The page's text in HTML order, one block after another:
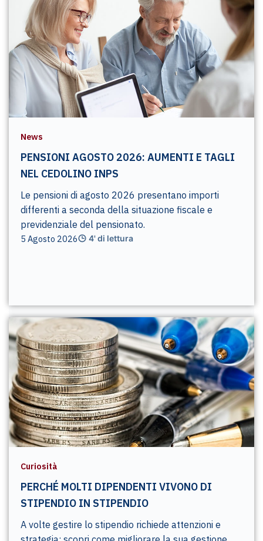
News
PENSIONI AGOSTO 2026: AUMENTI E TAGLI
NEL CEDOLINO INPS
Le pensioni di agosto 2026 presentano importi
differenti a seconda della situazione fiscale e
previdenziale del pensionato.
5 Agosto 2026 4' di lettura
Curiosità
PERCHÉ MOLTI DIPENDENTI VIVONO DI
STIPENDIO IN STIPENDIO
A volte gestire lo stipendio richiede attenzioni e